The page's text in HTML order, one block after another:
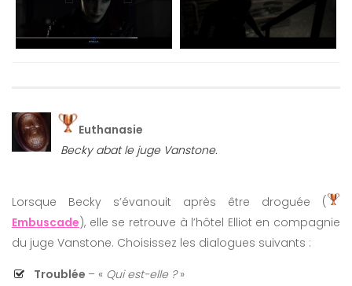
Euthanasie
Becky abat le juge Vanstone.
Lorsque Becky s’évanouit après être droguée (
Embuscade), elle se retrouve à l’hôtel Elliot en compagnie
du juge Vanstone. Choisissez les dialogues suivants :
Troublée – « Qui est-elle ?»